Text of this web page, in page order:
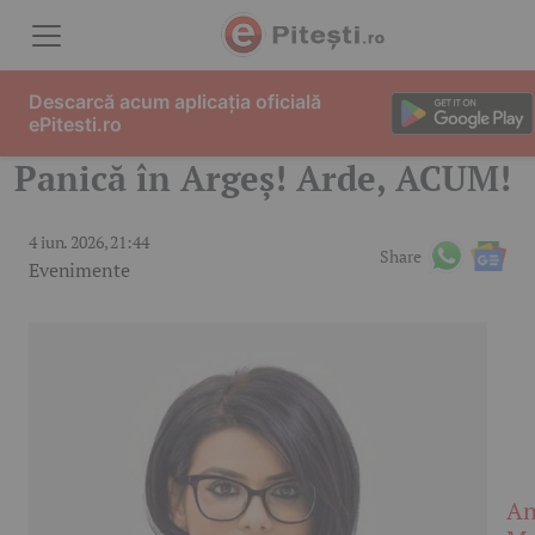
Panică în Argeș! Arde, ACUM!
4 iun. 2026, 21:44
Evenimente
Share
Descarcă acum aplicația oficială
ePitesti.ro